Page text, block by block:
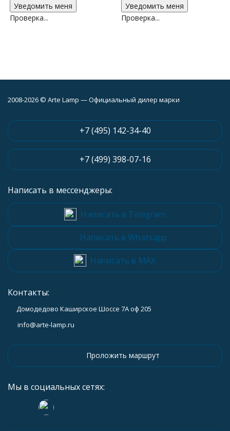
Проверка... Проверка...
2008-2026 © Arte Lamp — Официальный дилер марки
+7 (495) 142-34-40
+7 (499) 398-07-16
Написать в мессенджеры:
Написать в Telegram
Написать в Whatsapp
Написать в MAX
Контакты:
Домодедово Каширское Шоссе 7А оф 205
info@arte-lamp.ru
Проложить маршрут
Мы в социальных сетях: